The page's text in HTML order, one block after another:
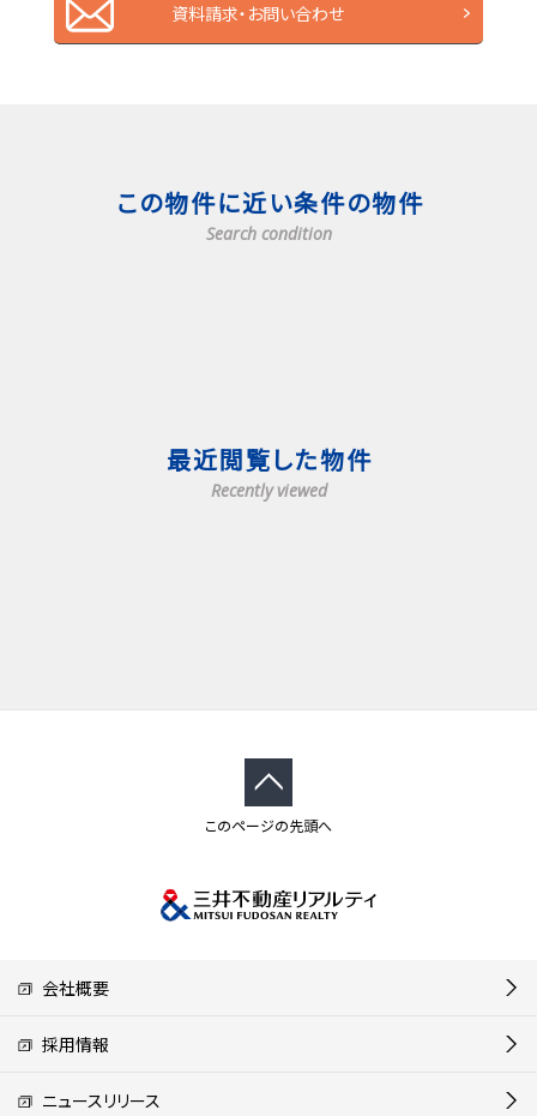
資料請求・お問い合わせ
この物件に近い条件の物件
Search condition
最近閲覧した物件
Recently viewed
このページの先頭へ
会社概要
採用情報
ニュースリリース